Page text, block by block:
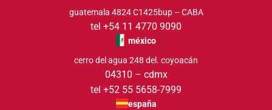
guatemala 4824 C1425bup – CABA
tel +54 11 4770 9090
méxico
cerro del agua 248 del. coyoacán
04310 – cdmx
tel +52 55 5658-7999
españa